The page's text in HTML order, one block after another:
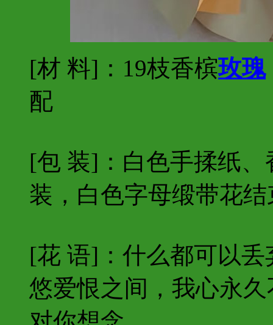
[材 料]：19枝香槟玫瑰
配
[包 装]：白色手揉纸
装，白色字母缎带花结
[花 语]：什么都可以
悠爱恨之间，我心永